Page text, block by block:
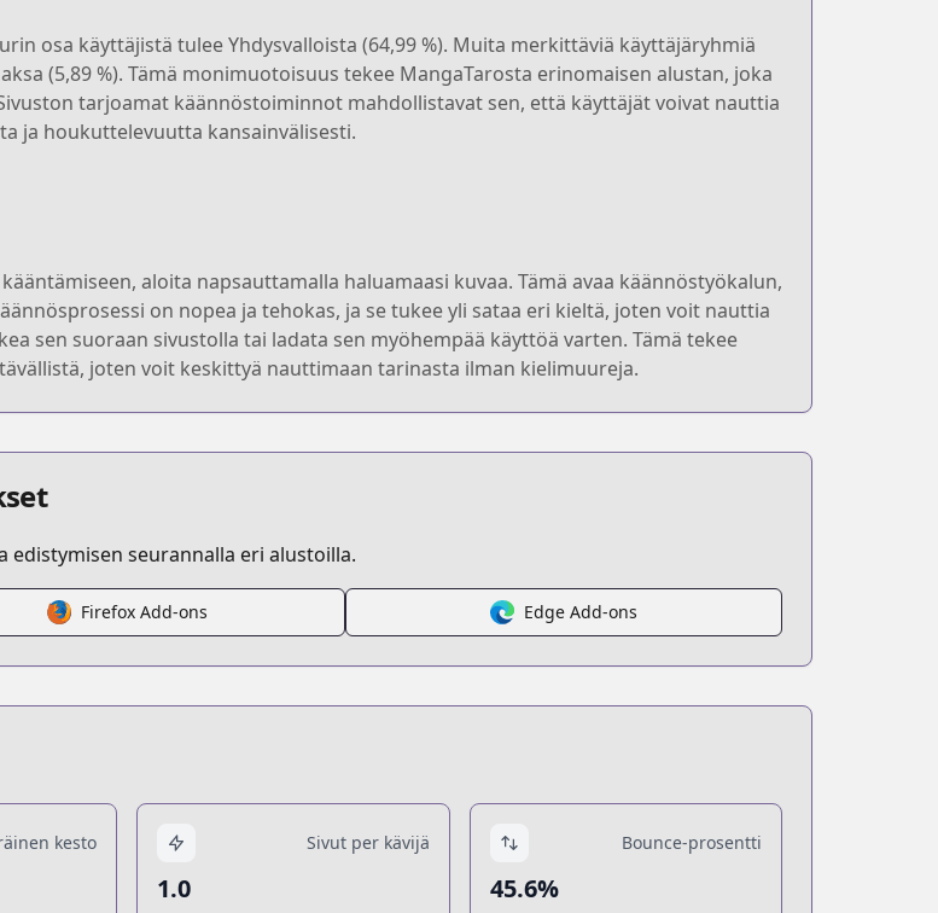
osa käyttäjistä tulee Yhdysvalloista (64,99 %). Muita merkittäviä käyttäjäryhmiä
(5,89 %). Tämä monimuotoisuus tekee MangaTarosta erinomaisen alustan, joka
tarjoamat käännöstoiminnot mahdollistavat sen, että käyttäjät voivat nauttia
ja houkuttelevuutta kansainvälisesti.
aloita napsauttamalla haluamaasi kuvaa. Tämä avaa käännöstyökalun,
on nopea ja tehokas, ja se tukee yli sataa eri kieltä, joten voit nauttia
sen suoraan sivustolla tai ladata sen myöhempää käyttöä varten. Tämä tekee
joten voit keskittyä nauttimaan tarinasta ilman kielimuureja.
edistymisen seurannalla eri alustoilla.
Firefox Add-ons Edge Add-ons
kesto Sivut per kävijä
1.0
Bounce-prosentti
45.6%